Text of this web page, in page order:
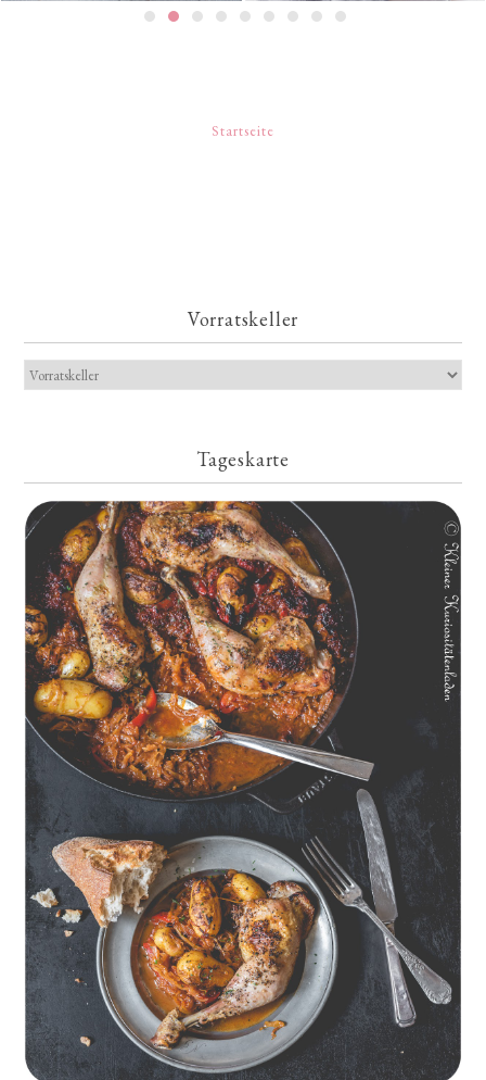
Startseite
Vorratskeller
Tageskarte
Geschmorte Hähnchenschenkel auf Paprikakraut und kleinen
Kartoffeln